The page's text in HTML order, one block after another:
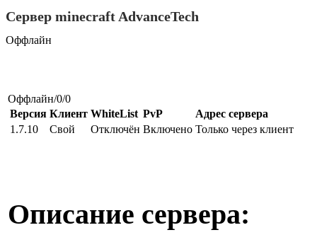
Сервер minecraft AdvanceTech
Оффлайн
Оффлайн/0/0
Версия Клиент WhiteList PvP
Адрес сервера
1.7.10
Свой Отключён Включено Только через клиент
Описание сервера: